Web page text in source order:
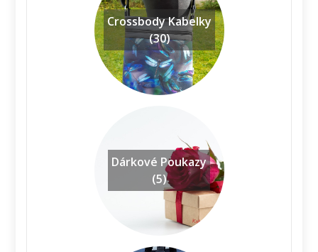
Crossbody Kabelky
(30)
Dárkové Poukazy
(5)